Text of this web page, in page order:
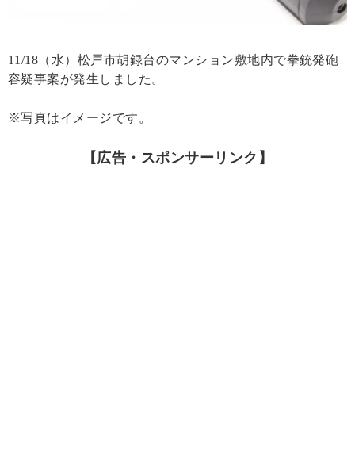
11/18（水）松戸市胡録台のマンション敷地内で拳銃発砲
容疑事案が発生しました。
※写真はイメージです。
【広告・スポンサーリンク】